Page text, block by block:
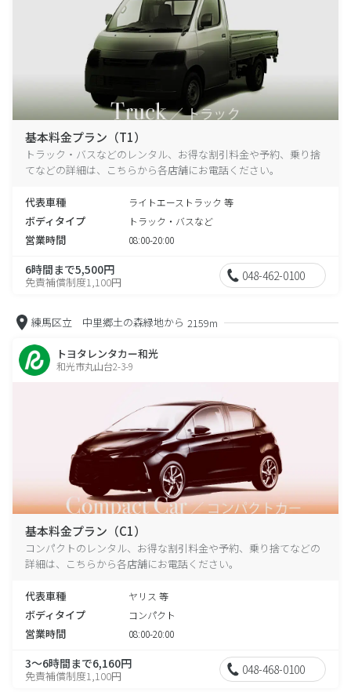
基本料金プラン（T1）
トラック・バスなどのレンタル、お得な割引料金や予約、乗り捨
てなどの詳細は、こちらから各店舗にお電話ください。
代表車種 ライトエーストラック 等
ボディタイプ トラック・バスなど
営業時間 08:00-20:00
6時間まで5,500円
免責補償制度1,100円 048-462-0100
練馬区立 中里郷土の森緑地から 2159m
トヨタレンタカー和光
和光市丸山台2-3-9
基本料金プラン（C1）
コンパクトのレンタル、お得な割引料金や予約、乗り捨てなどの
詳細は、こちらから各店舗にお電話ください。
代表車種 ヤリス 等
ボディタイプ コンパクト
営業時間 08:00-20:00
3～6時間まで6,160円
免責補償制度1,100円 048-468-0100